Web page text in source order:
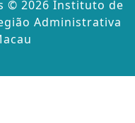
©️ 2026 Instituto de
Administrativa